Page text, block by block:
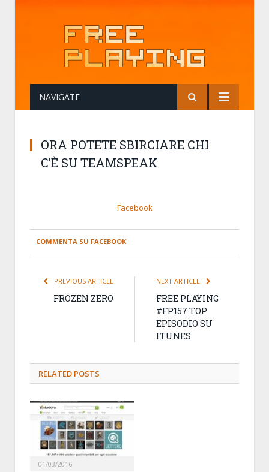
NAVIGATE
ORA POTETE SBIRCIARE CHI
C’È SU TEAMSPEAK
Facebook
COMMENTA SU FACEBOOK
PREVIOUS ARTICLE
FROZEN ZERO
NEXT ARTICLE
FREE PLAYING
#FP157 TOP
EPISODIO SU
ITUNES
RELATED POSTS
01/03/2016